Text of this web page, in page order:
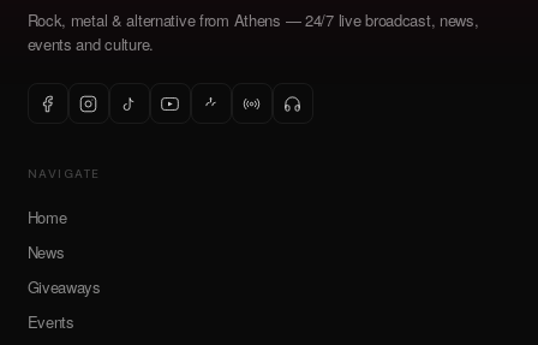
Rock, metal & alternative from Athens — 24/7 live broadcast, news,
events and culture.
NAVIGATE
Home
News
Giveaways
Events